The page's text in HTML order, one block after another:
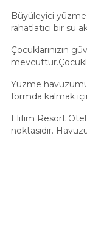
Büyüleyici
rahatlatıcı bir su
Çocuklarınızın
Yüzme
formda kalmak
Elifim Resort
noktasıdır.